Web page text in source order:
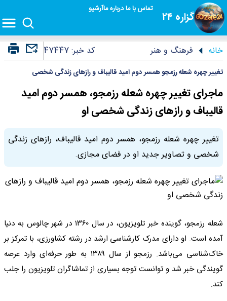
گزاره ۲۴
تماس با مادرباره ماآرشیو
خانه فرهنگ و هنر کد خبر:47447
تغییر چهره شعله رزمجو همسر دوم امید قالیباف و رازهای زندگی شخصی
ماجرای تغییر چهره شعله رزمجو، همسر دوم امید
قالیباف و رازهای زندگی شخصی او
تغییر چهره شعله رزمجو، همسر دوم امید قالیباف، رازهای زندگی
شخصی و تصاویر جدید او در فضای مجازی.
شعله رزمجو، گوینده خبر تلویزیون، در سال ۱۳۶۰ در شهر چالوس به دنیا
آمده است. او دارای مدرک کارشناسی ارشد در رشته کشاورزی، با تمرکز بر
خاک‌شناسی می‌باشد. رزمجو از سال ۱۳۸۹ به طور حرفه‌ای وارد عرصه
گویندگی خبر شد و توانست توجه بسیاری از تماشاگران تلویزیون را جلب
کند.